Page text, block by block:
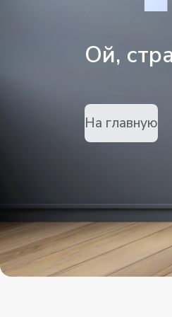
Ой,
На главную